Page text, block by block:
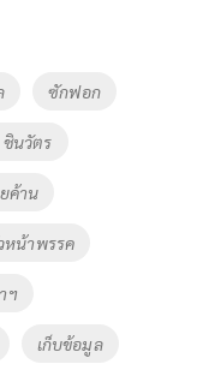
ซักฟอก
นวัตร
ค้าน
หน้าพรรค
ฯ
เก็บข้อมูล